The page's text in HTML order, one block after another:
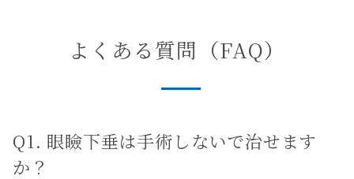
よくある質問（FAQ）
Q1. 眼瞼下垂は手術しないで治せます
か？